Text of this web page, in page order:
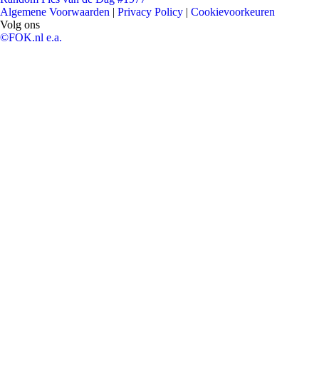
Algemene Voorwaarden | Privacy Policy | Cookievoorkeuren
Volg ons
©FOK.nl e.a.